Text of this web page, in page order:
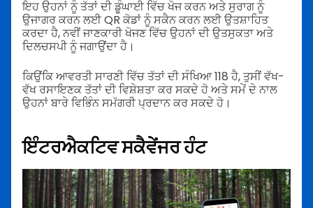
ਇਹ ਉਹਨਾਂ ਨੂੰ ਤੱਤਾਂ ਦੀ ਡੂੰਘਾਈ ਵਿੱਚ ਖੋਜ ਕਰਨ ਅਤੇ ਸੁਰਾਗ ਨੂੰ
ਉਜਾਗਰ ਕਰਨ ਲਈ QR ਕੋਡਾਂ ਨੂੰ ਸਕੈਨ ਕਰਨ ਲਈ ਉਤਸ਼ਾਹਿਤ
ਕਰਦਾ ਹੈ, ਨਵੀਂ ਜਾਣਕਾਰੀ ਖੋਜਣ ਵਿੱਚ ਉਹਨਾਂ ਦੀ ਉਤਸੁਕਤਾ ਅਤੇ
ਦਿਲਚਸਪੀ ਨੂੰ ਜਗਾਉਂਦਾ ਹੈ।
ਕਿਉਂਕਿ ਆਵਰਤੀ ਸਾਰਣੀ ਵਿੱਚ ਤੱਤਾਂ ਦੀ ਸੰਖਿਆ 118 ਹੈ, ਤੁਸੀਂ ਵੱਖ-
ਵੱਖ ਰਸਾਇਣਕ ਤੱਤਾਂ ਦੀ ਵਿਸ਼ੇਸ਼ਤਾ ਕਰ ਸਕਦੇ ਹੋ ਅਤੇ ਸਮੇਂ ਦੇ ਨਾਲ
ਉਹਨਾਂ ਬਾਰੇ ਵਿਭਿੰਨ ਸਮੱਗਰੀ ਪ੍ਰਦਾਨ ਕਰ ਸਕਦੇ ਹੋ।
ਇੰਟਰਐਕਟਿਵ ਸਕੈਵੇਂਜਰ ਹੰਟ